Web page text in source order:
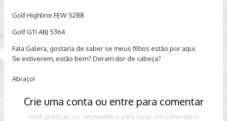
Golf Highline FEW 5288
Golf GTI ABJ 5364
Fala Galera, gostaria de saber se meus filhos estão por aqui.
Se estiverem, estão bem? Deram dor de cabeça?
Abraço!
Crie uma conta ou entre para comentar
Você precisar ser um membro para fazer um comentário